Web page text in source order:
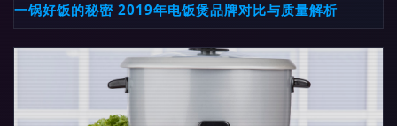
一锅好饭的秘密 2019年电饭煲品牌对比与质量解析